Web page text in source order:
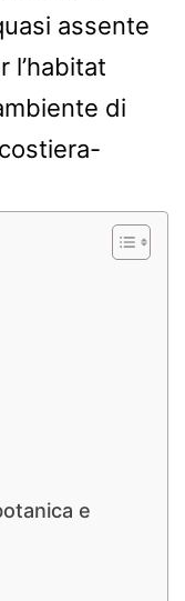
assente
l’habitat
di
e